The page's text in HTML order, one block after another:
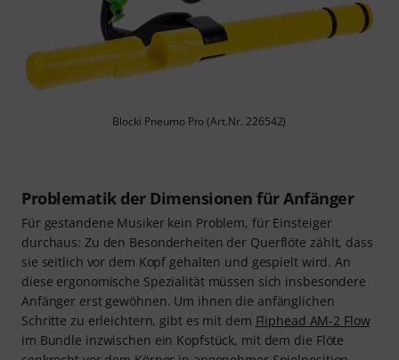
Blocki Pneumo Pro (Art.Nr. 226542)
Problematik der Dimensionen für Anfänger
Für gestandene Musiker kein Problem, für Einsteiger
durchaus: Zu den Besonderheiten der Querflöte zählt, dass
sie seitlich vor dem Kopf gehalten und gespielt wird. An
diese ergonomische Spezialität müssen sich insbesondere
Anfänger erst gewöhnen. Um ihnen die anfänglichen
Schritte zu erleichtern, gibt es mit dem Fliphead AM-2 Flow
im Bundle inzwischen ein Kopfstück, mit dem die Flöte